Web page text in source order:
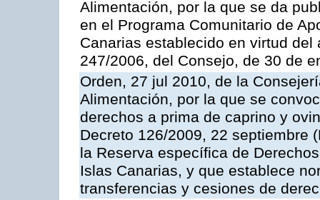
Alimentación, por la que se da
en el Programa Comunitario de
Canarias establecido en virtud del
247/2006, del Consejo, de 30 de
Orden, 27 jul 2010, de la
Alimentación, por la que se
derechos a prima de caprino y
Decreto 126/2009, 22 septiembre
la Reserva específica de
Islas Canarias, y que establece
transferencias y cesiones de